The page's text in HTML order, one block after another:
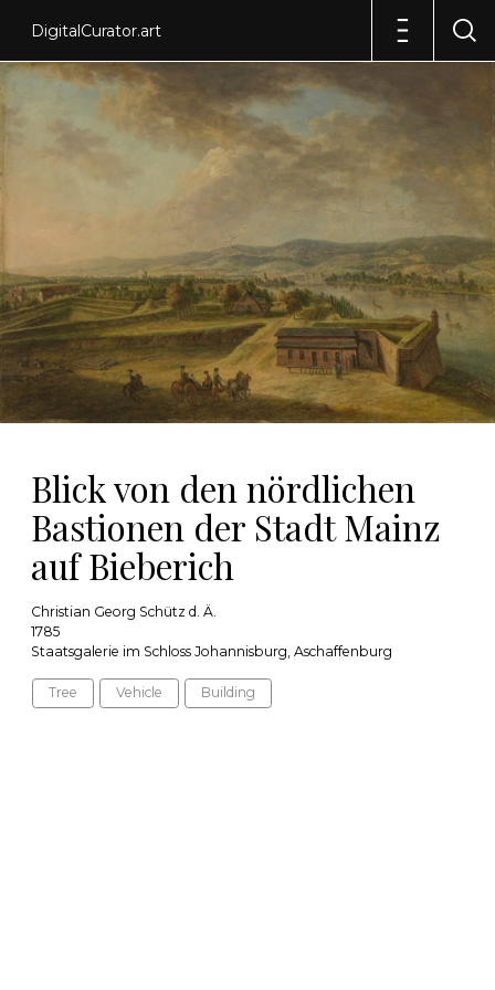
DigitalCurator.art
Blick von den nördlichen
Bastionen der Stadt Mainz
auf Bieberich
Christian Georg Schütz d. Ä.
1785
Staatsgalerie im Schloss Johannisburg, Aschaffenburg
Tree Vehicle Building